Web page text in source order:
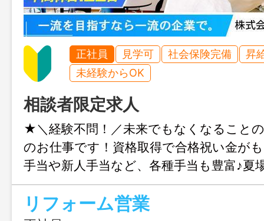
正社員 見学可 社会保険完備
昇
未経験からOK
相談者限定求人
★＼経験不問！／未来でもなくなること
のお仕事です！資格取得で合格祝い金が
手当や新人手当など、各種手当も豊富♪夏
支給があるので快適に働けます！一緒に
を支えていきませんか？
リフォーム営業